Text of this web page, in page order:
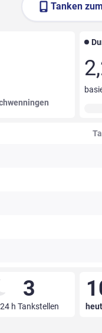
Tanken zum
3
24 h Tankstellen